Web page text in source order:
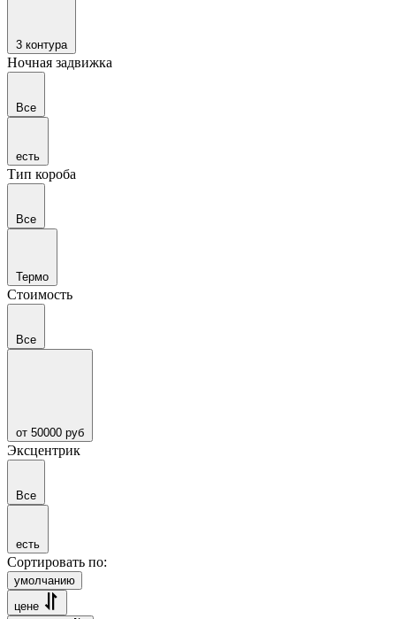
3 контура
Ночная задвижка
Все
есть
Тип короба
Все
Термо
Стоимость
Все
от 50000 руб
Эксцентрик
Все
есть
Сортировать по:
умолчанию
цене